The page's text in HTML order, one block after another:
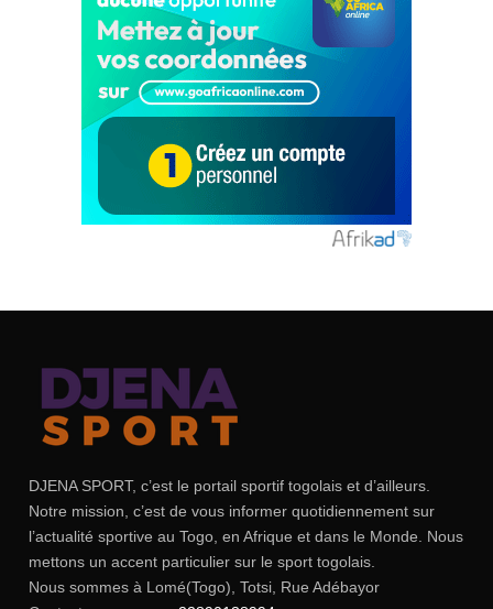
DJENA SPORT, c’est le portail sportif togolais et d’ailleurs.
Notre mission, c’est de vous informer quotidiennement sur
l’actualité sportive au Togo, en Afrique et dans le Monde. Nous
mettons un accent particulier sur le sport togolais.
Nous sommes à Lomé(Togo), Totsi, Rue Adébayor